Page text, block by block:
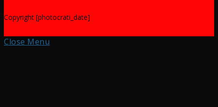
Copyright [photocrati_date]
Close Menu